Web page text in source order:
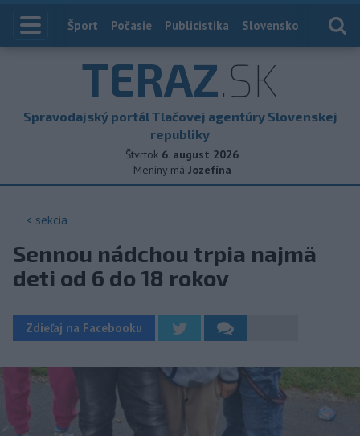
Index
Šport Počasie Publicistika Slovensko
TERAZ.SK
Spravodajský portál Tlačovej agentúry Slovenskej
republiky
Štvrtok 6. august 2026
Meniny má Jozefína
< sekcia
Sennou nádchou trpia najmä
deti od 6 do 18 rokov
Zdieľaj na Facebooku